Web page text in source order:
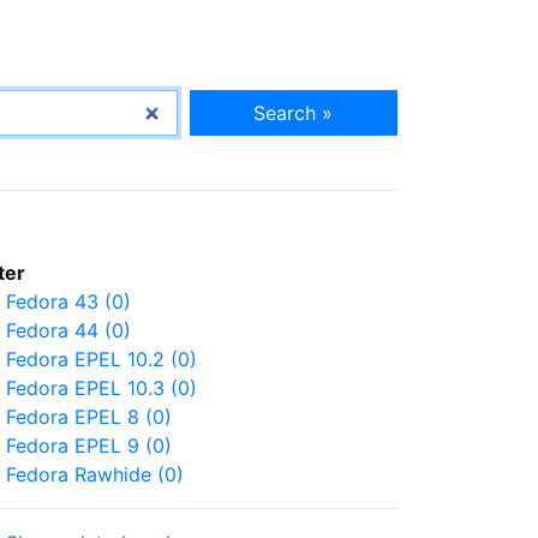
Search »
Fedora 43 (0)
Fedora 44 (0)
Fedora EPEL 10.2 (0)
Fedora EPEL 10.3 (0)
Fedora EPEL 8 (0)
Fedora EPEL 9 (0)
Fedora Rawhide (0)